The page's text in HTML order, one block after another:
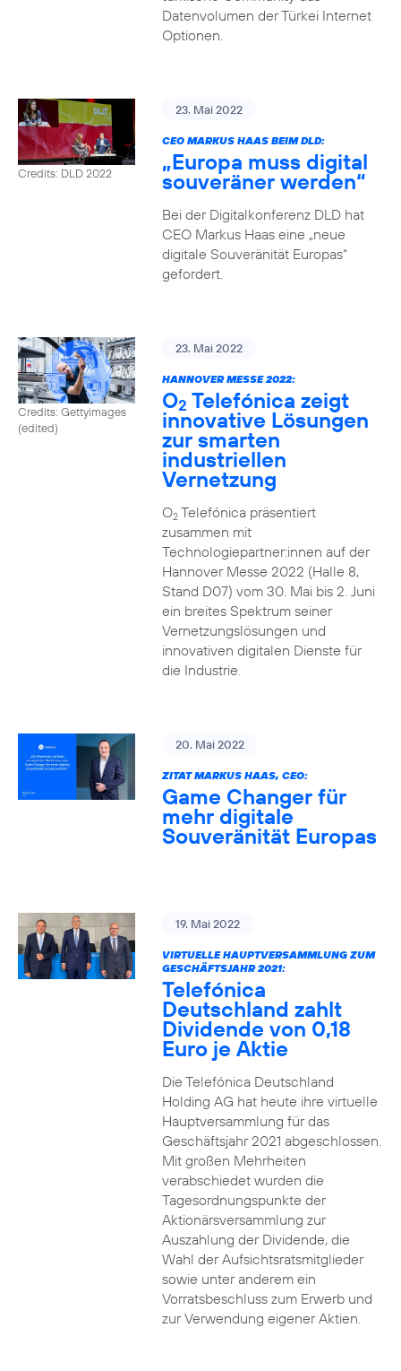
Datenvolumen der Türkei Internet
Optionen.
Credits: DLD 2022
23. Mai 2022
CEO MARKUS HAAS BEIM DLD:
„Europa muss digital
souveräner werden“
Bei der Digitalkonferenz DLD hat
CEO Markus Haas eine „neue
digitale Souveränität Europas“
gefordert.
Credits: Gettyimages
(edited)
23. Mai 2022
HANNOVER MESSE 2022:
O2 Telefónica zeigt
innovative Lösungen
zur smarten
industriellen
Vernetzung
O2Telefónica präsentiert
zusammen mit
Technologiepartner:innen auf der
Hannover Messe 2022 (Halle 8,
Stand D07) vom 30. Mai bis 2. Juni
ein breites Spektrum seiner
Vernetzungslösungen und
innovativen digitalen Dienste für
die Industrie.
20. Mai 2022
ZITAT MARKUS HAAS, CEO:
Game Changer für
mehr digitale
Souveränität Europas
19. Mai 2022
VIRTUELLE HAUPTVERSAMMLUNG ZUM
GESCHÄFTSJAHR 2021:
Telefónica
Deutschland zahlt
Dividende von 0,18
Euro je Aktie
Die Telefónica Deutschland
Holding AG hat heute ihre virtuelle
Hauptversammlung für das
Geschäftsjahr 2021 abgeschlossen.
Mit großen Mehrheiten
verabschiedet wurden die
Tagesordnungspunkte der
Aktionärsversammlung zur
Auszahlung der Dividende, die
Wahl der Aufsichtsratsmitglieder
sowie unter anderem ein
Vorratsbeschluss zum Erwerb und
zur Verwendung eigener Aktien.